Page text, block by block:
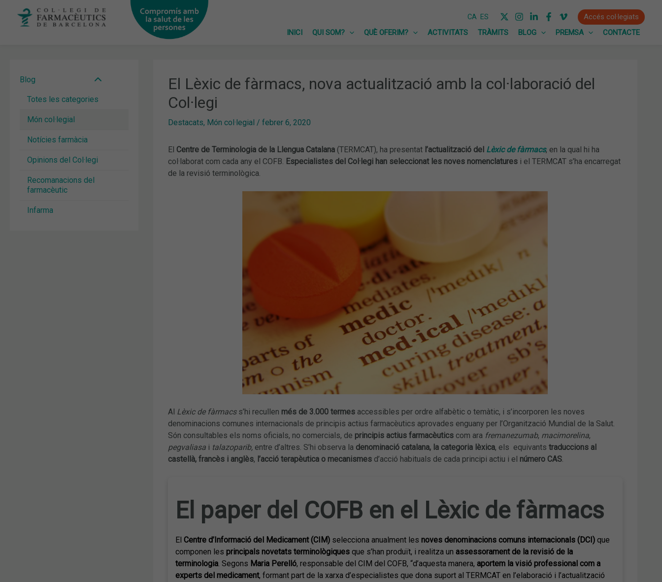
CA ES
Accés col·legiats
INICI
QUI SOM? QUÈ OFERIM? ACTIVITATS TRÀMITS BLOG PREMSA CONTACTE
Blog
Totes les categories
Món col·legial
Notícies farmàcia
Opinions del Col·legi
Recomanacions del
farmacèutic
Infarma
El Lèxic de fàrmacs, nova actualització amb la col·laboració del
Col·legi
Destacats, Món col·legial / febrer 6, 2020
El Centre de Terminologia de la Llengua Catalana(TERMCAT), ha presentat l’actualització del Lèxic de fàrmacs, en la qual hi ha
col·laborat com cada any el COFB. Especialistes del Col·legi han seleccionat les noves nomenclaturesi el TERMCAT s’ha encarregat
de la revisió terminològica.
Al Lèxic de fàrmacss’hi recullen més de 3.000 termesaccessibles per ordre alfabètic o temàtic, i s’incorporen les noves
denominacions comunes internacionals de principis actius farmacèutics aprovades enguany per l’Organització Mundial de la Salut.
Són consultables els noms oficials, no comercials, de principis actius farmacèuticscom ara fremanezumab, macimorelina,
pegvaliasai talazoparib, entre d’altres. S’hi observa la denominació catalana, la categoria lèxica, els equivants traduccions al
castellà, francès i anglès, l’acció terapèutica o mecanismesd’acció habituals de cada principi actiu i el número CAS.
El paper del COFB en el Lèxic de fàrmacs
El Centre d’Informació del Medicament (CIM)selecciona anualment les noves denominacions comuns internacionals (DCI) que
componen les principals novetats terminològiques que s’han produït, i realitza un assessorament de la revisió de la
terminologia. Segons Maria Perelló, responsable del CIM del COFB, “d’aquesta manera, aportem la visió professional com a
experts del medicament, formant part de la xarxa d’especialistes que dona suport al TERMCAT en l’elaboració i l’actualització